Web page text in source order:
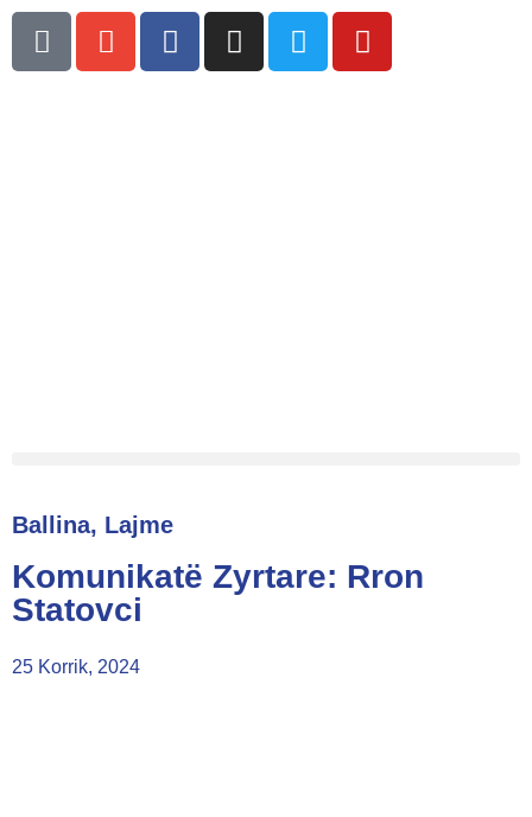
Ballina, Lajme
Komunikatë Zyrtare: Rron
Statovci
25 Korrik, 2024